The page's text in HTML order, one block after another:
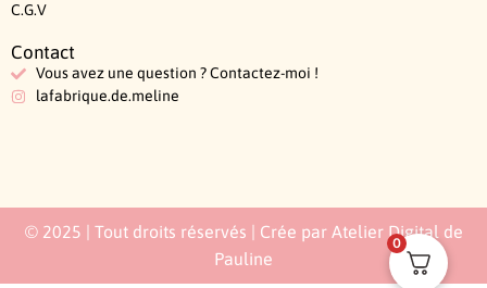
C.G.V
Contact
Vous avez une question ? Contactez-moi !
lafabrique.de.meline
© 2025 | Tout droits réservés | Crée par Atelier Digital de
Pauline
0